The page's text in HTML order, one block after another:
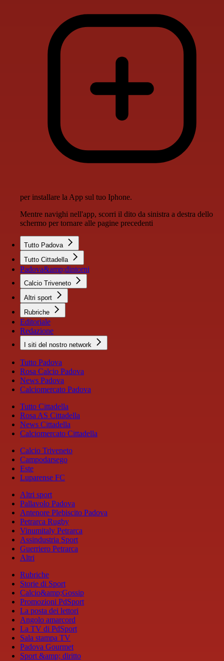
per installare la App sul tuo Iphone.
Mentre navighi nell'app, scorri il dito da sinistra a destra dello
schermo per tornare alle pagine precedenti
Tutto Padova
Tutto Cittadella
Padova&amp;dintorni
Calcio Triveneto
Altri sport
Rubriche
Editoriale
Redazione
I siti del nostro network
Tutto Padova
Rosa Calcio Padova
News Padova
Calciomercato Padova
Tutto Cittadella
Rosa AS Cittadella
News Cittadella
Calciomercato Cittadella
Calcio Triveneto
Campodarsego
Este
Luparense FC
Altri sport
Pallavolo Padova
Antenore Plebiscito Padova
Petrarca Rugby
Vinumitaly Petrarca
Assindustria Sport
Guerriero Petrarca
Altri
Rubriche
Storie di Sport
Calcio&amp;Gossip
Promozioni PdSport
La posta dei lettori
Angolo amarcord
La TV di PdSport
Sala stampa TV
Padova Gourmet
Sport &amp; diritto